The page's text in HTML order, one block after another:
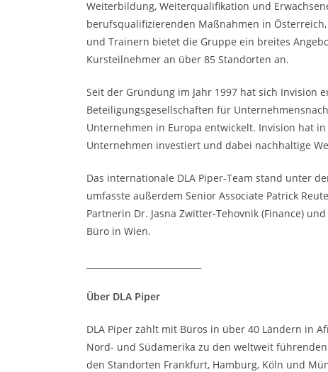
Weiterbildung, Weiterqualifikation und
berufsqualifizierenden Maßnahmen in
und Trainern bietet die Gruppe ein breites
Kursteilnehmer an über 85 Standorten an.
Seit der Gründung im Jahr 1997 hat sich Invision
Beteiligungsgesellschaften für
Unternehmen in Europa entwickelt. Invision hat
Unternehmen investiert und dabei nachhaltige
Das internationale DLA Piper-Team stand unter
umfasste außerdem Senior Associate Patrick
Partnerin Dr. Jasna Zwitter-Tehovnik (Finance)
Büro in Wien.
Über DLA Piper
DLA Piper zählt mit Büros in über 40 Ländern in
Nord- und Südamerika zu den weltweit
den Standorten Frankfurt, Hamburg, Köln und